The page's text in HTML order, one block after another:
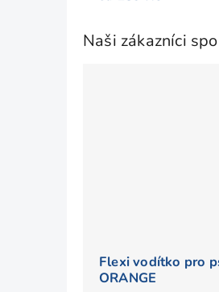
Naši zákazníci
Flexi vodítko pro
ORANGE